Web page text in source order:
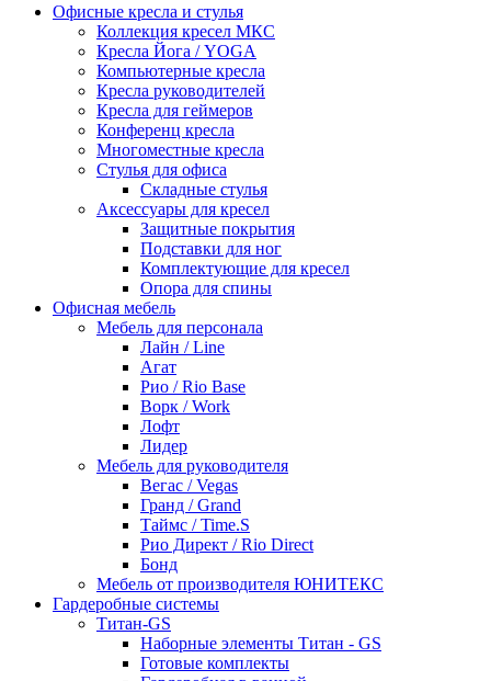
Офисные кресла и стулья
Коллекция кресел МКС
Кресла Йога / YOGA
Компьютерные кресла
Кресла руководителей
Кресла для геймеров
Конференц кресла
Многоместные кресла
Стулья для офиса
Складные стулья
Аксессуары для кресел
Защитные покрытия
Подставки для ног
Комплектующие для кресел
Опора для спины
Офисная мебель
Мебель для персонала
Лайн / Line
Агат
Рио / Rio Base
Ворк / Work
Лофт
Лидер
Мебель для руководителя
Вегас / Vegas
Гранд / Grand
Таймс / Time.S
Рио Директ / Rio Direct
Бонд
Мебель от производителя ЮНИТЕКС
Гардеробные системы
Титан-GS
Наборные элементы Титан - GS
Готовые комплекты